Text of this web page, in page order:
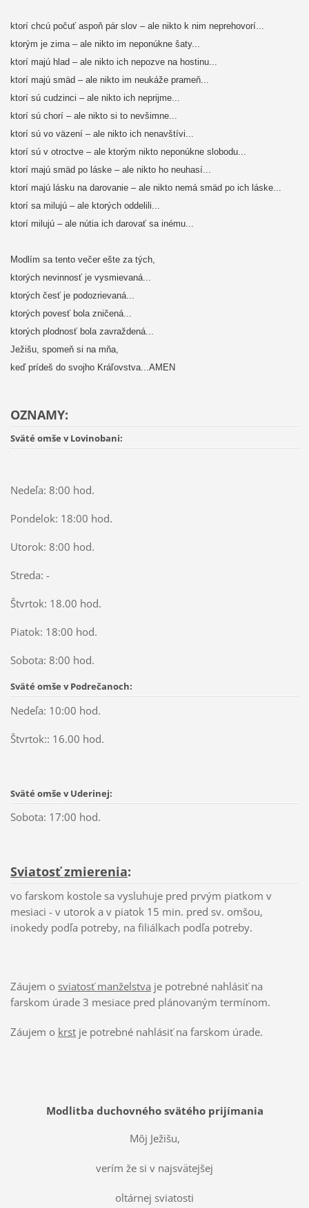
ktorí chcú počuť aspoň pár slov – ale nikto k nim neprehovorí...
ktorým je zima – ale nikto im neponúkne šaty...
ktorí majú hlad – ale nikto ich nepozve na hostinu...
ktorí majú smäd – ale nikto im neukáže prameň...
ktorí sú cudzinci – ale nikto ich neprijme...
ktorí sú chorí – ale nikto si to nevšimne...
ktorí sú vo väzení – ale nikto ich nenavštívi...
ktorí sú v otroctve – ale ktorým nikto neponúkne slobodu...
ktorí majú smäd po láske – ale nikto ho neuhasí...
ktorí majú lásku na darovanie – ale nikto nemá smäd po ich láske...
ktorí sa milujú – ale ktorých oddelili...
ktorí milujú – ale nútia ich darovať sa inému...
Modlím sa tento večer ešte za tých,
ktorých nevinnosť je vysmievaná...
ktorých česť je podozrievaná...
ktorých povesť bola zničená...
ktorých plodnosť bola zavraždená...
Ježišu, spomeň si na mňa,
keď prídeš do svojho Kráľovstva...AMEN
OZNAMY:
Sväté omše v Lovinobani:
Nedeľa: 8:00 hod.
Pondelok: 18:00 hod.
Utorok: 8:00 hod.
Streda: -
Štvrtok: 18.00 hod.
Piatok: 18:00 hod.
Sobota: 8:00 hod.
Sväté omše v Podrečanoch:
Nedeľa: 10:00 hod.
Štvrtok:: 16.00 hod.
Sväté omše v Uderinej:
Sobota: 17:00 hod.
Sviatosť zmierenia:
vo farskom kostole sa vysluhuje pred prvým piatkom v
mesiaci - v utorok a v piatok 15 min. pred sv. omšou,
inokedy podľa potreby, na filiálkach podľa potreby.
Záujem o sviatosť manželstva je potrebné nahlásiť na
farskom úrade 3 mesiace pred plánovaným termínom.
Záujem o krstje potrebné nahlásiť na farskom úrade.
Modlitba duchovného svätého prijímania
Môj Ježišu,
verím že si v najsvätejšej
oltárnej sviatosti